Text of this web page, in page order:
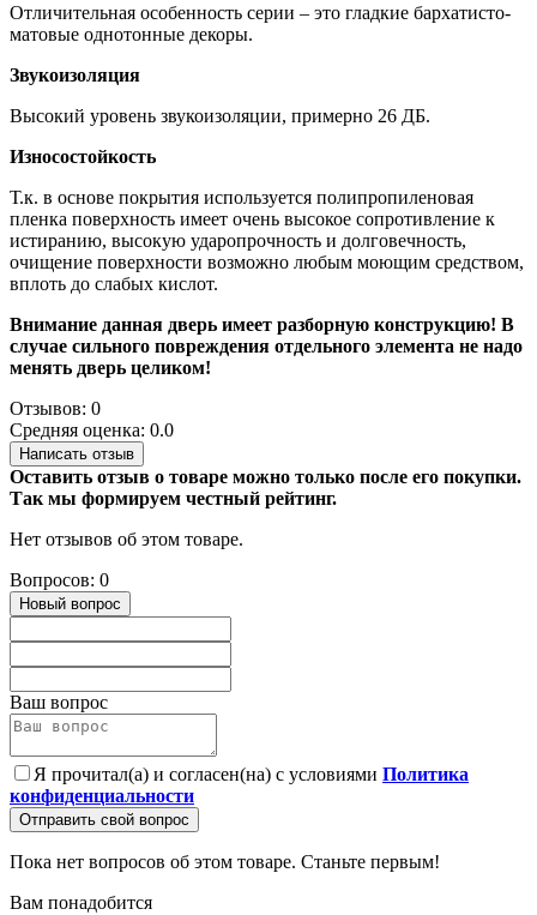
Отличительная особенность серии – это гладкие бархатисто-
матовые однотонные декоры.
Звукоизоляция
Высокий уровень звукоизоляции, примерно 26 ДБ.
Износостойкость
Т.к. в основе покрытия используется полипропиленовая
пленка поверхность имеет очень высокое сопротивление к
истиранию, высокую ударопрочность и долговечность,
очищение поверхности возможно любым моющим средством,
вплоть до слабых кислот.
Внимание данная дверь имеет разборную конструкцию! В
случае сильного повреждения отдельного элемента не надо
менять дверь целиком!
Отзывов: 0
Средняя оценка: 0.0
Написать отзыв
Оставить отзыв о товаре можно только после его покупки.
Так мы формируем честный рейтинг.
Нет отзывов об этом товаре.
Вопросов: 0
Новый вопрос
Ваш вопрос
Я прочитал(а) и согласен(на) с условиями Политика
конфиденциальности
Отправить свой вопрос
Пока нет вопросов об этом товаре. Станьте первым!
Вам понадобится